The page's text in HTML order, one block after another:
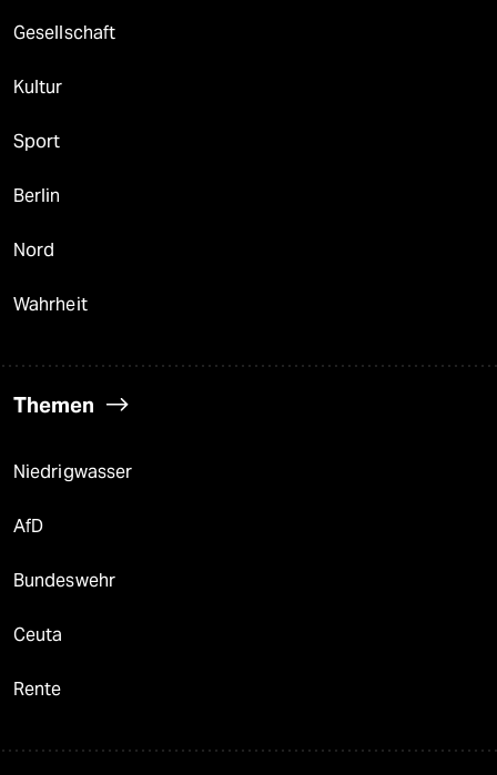
wahrheit
verlag
verlag
veranstaltungen
unterstützen
abo
genossenschaft
Gesellschaft
Kultur
Sport
Berlin
Nord
Wahrheit
Themen
Niedrigwasser
AfD
Bundeswehr
Ceuta
Rente